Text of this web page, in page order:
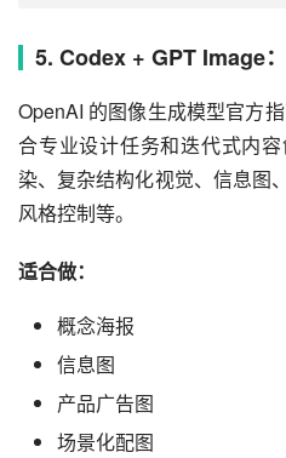
5. Codex + GPT Image
OpenAI 的图像生成模型官方
合专业设计任务和迭代式内
染、复杂结构化视觉、信息图
风格控制等。
适合做：
概念海报
信息图
产品广告图
场景化配图